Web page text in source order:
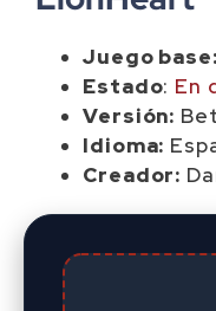
Juego base:
Estado: En
Versión:
Idioma:
Creador: